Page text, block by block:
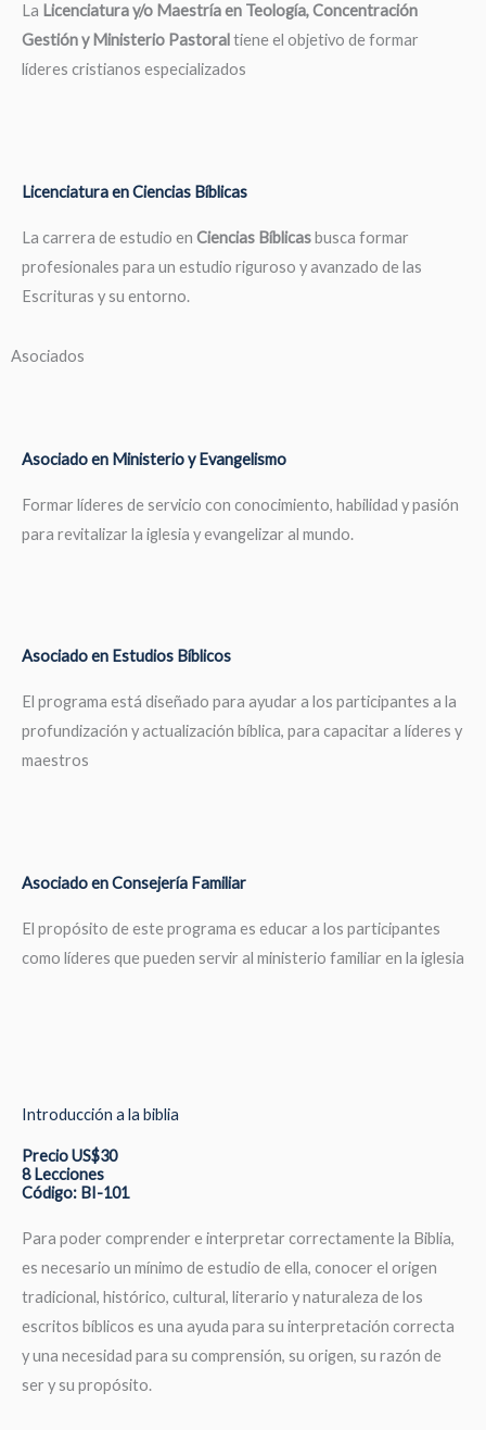
La Licenciatura y/o Maestría en Teología, Concentración
Gestión y Ministerio Pastoraltiene el objetivo de formar
líderes cristianos especializados
Licenciatura en Ciencias Bíblicas
La carrera de estudio en Ciencias Bíblicasbusca formar
profesionales para un estudio riguroso y avanzado de las
Escrituras y su entorno.
Asociados
Asociado en Ministerio y Evangelismo
Formar líderes de servicio con conocimiento, habilidad y pasión
para revitalizar la iglesia y evangelizar al mundo.
Asociado en Estudios Bíblicos
El programa está diseñado para ayudar a los participantes a la
profundización y actualización bíblica, para capacitar a líderes y
maestros
Asociado en Consejería Familiar
El propósito de este programa es educar a los participantes
como líderes que pueden servir al ministerio familiar en la iglesia
Introducción a la biblia
Precio US$30
8 Lecciones
Código: BI-101
Para poder comprender e interpretar correctamente la Biblia,
es necesario un mínimo de estudio de ella, conocer el origen
tradicional, histórico, cultural, literario y naturaleza de los
escritos bíblicos es una ayuda para su interpretación correcta
y una necesidad para su comprensión, su origen, su razón de
ser y su propósito.